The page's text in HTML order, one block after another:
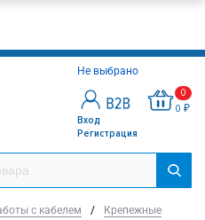
Не выбрано
Вход
Регистрация
0
0 ₽
с кабелем /
Крепежные